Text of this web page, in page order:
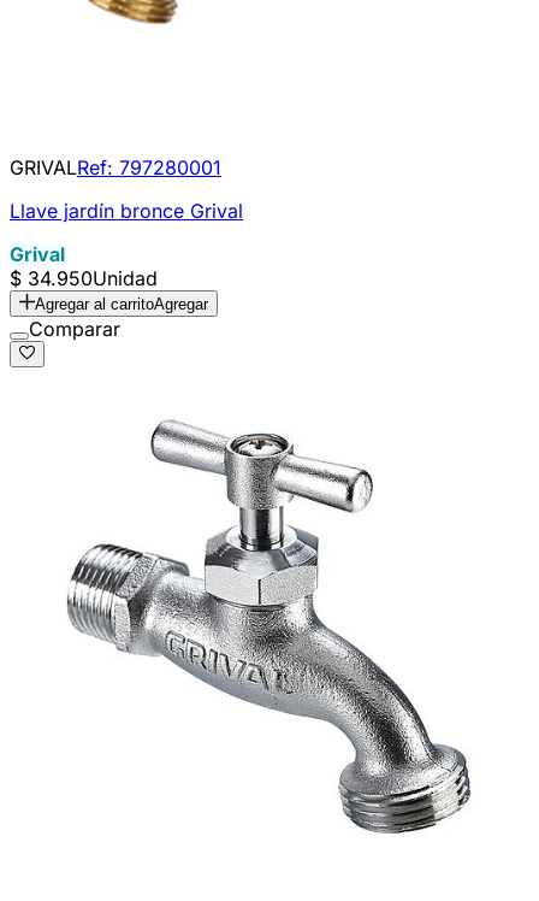
GRIVALRef: 797280001
Llave jardín bronce Grival
Grival
$ 34.950Unidad
Agregar al carritoAgregar
Comparar